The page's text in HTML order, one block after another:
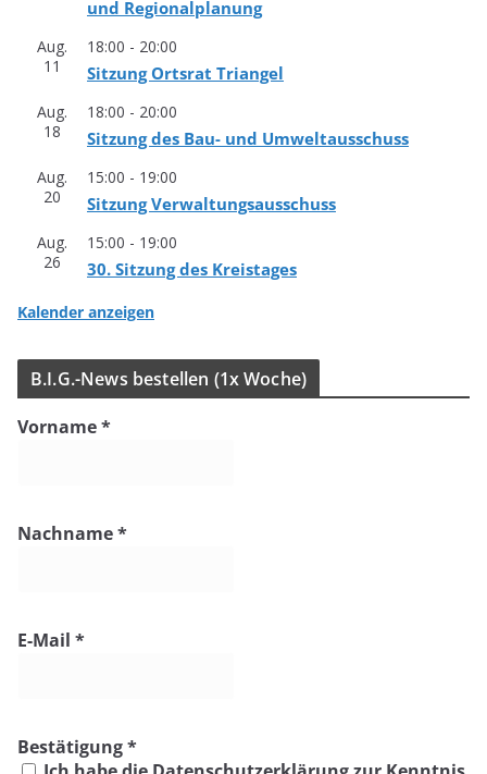
und Regionalplanung
Aug.
11
18:00 - 20:00
Sit­zung Orts­rat Triangel
Aug.
18
18:00 - 20:00
Sit­zung des Bau- und Umweltausschuss
Aug.
20
15:00 - 19:00
Sit­zung Verwaltungsausschuss
Aug.
26
15:00 - 19:00
30. Sit­zung des Kreistages
Kalender anzeigen
B.I.G.-News bestel­len (1x Woche)
Vorname*
Nachname*
E-Mail *
Bestätigung*